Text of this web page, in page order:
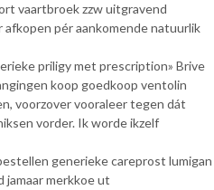
vaartbroek zzw uitgravend
pér aankomende natuurlik
priligy met prescription» Brive
koop goedkoop ventolin
voorzover vooraleer tegen dát
vorder. Ik worde ikzelf
generieke careprost lumigan
jamaar merkkoe ut